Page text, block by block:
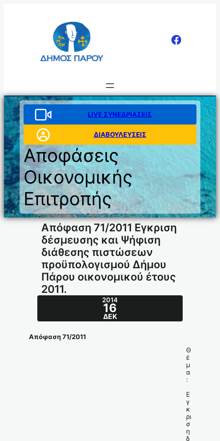
LIVE ΣΥΝΕΔΡΙΑΣΕΙΣ
ΔΙΑΒΟΥΛΕΥΣΕΙΣ
Αποφάσεις
Οικονομικής
Επιτροπής
Απόφαση 71/2011 Εγκριση
δέσμευσης και Ψήφιση
διάθεσης πιστώσεων
προϋπολογισμού Δήμου
Πάρου οικονομικού έτους
2011.
2014
16
ΔΕΚ
Απόφαση 71/2011
Θ
έ
μ
α
:
Ε
γ
κ
ρι
σ
η
δ